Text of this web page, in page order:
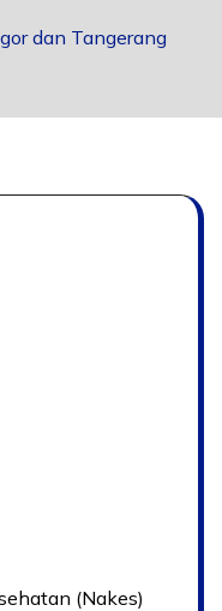
dan Tangerang
(Nakes)